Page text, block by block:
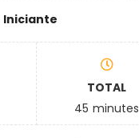
Iniciante
TOTAL
45 minutes